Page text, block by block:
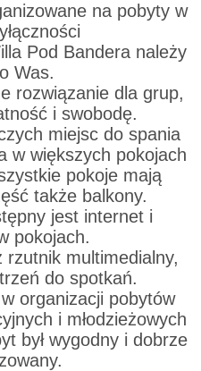
na pobyty w
Pod Bandera należy
Was.
rozwiązanie dla grup,
i swobodę.
miejsc do spania
w większych pokojach
pokoje mają
także balkony.
jest internet i
pokojach.
rzutnik multimedialny,
do spotkań.
organizacji pobytów
i młodzieżowych
był wygodny i dobrze